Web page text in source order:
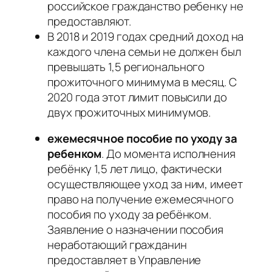
российское гражданство ребенку не
предоставляют.
В 2018 и 2019 годах средний доход на
каждого члена семьи не должен был
превышать 1,5 регионального
прожиточного минимума в месяц. С
2020 года этот лимит повысили до
двух прожиточных минимумов.
ежемесячное пособие по уходу за
ребенком. До момента исполнения
ребёнку 1,5 лет лицо, фактически
осуществляющее уход за ним, имеет
право на получение ежемесячного
пособия по уходу за ребёнком.
Заявление о назначении пособия
неработающий гражданин
предоставляет в Управление